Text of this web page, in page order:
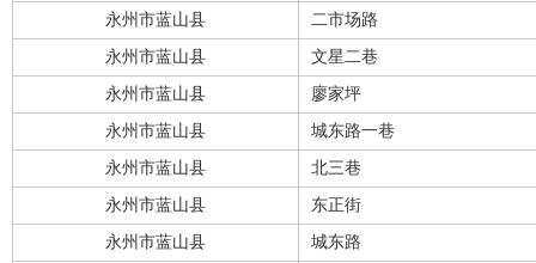
永州市蓝山县 二市场路
永州市蓝山县 文星二巷
永州市蓝山县 廖家坪
永州市蓝山县 城东路一巷
永州市蓝山县 北三巷
永州市蓝山县 东正街
永州市蓝山县 城东路